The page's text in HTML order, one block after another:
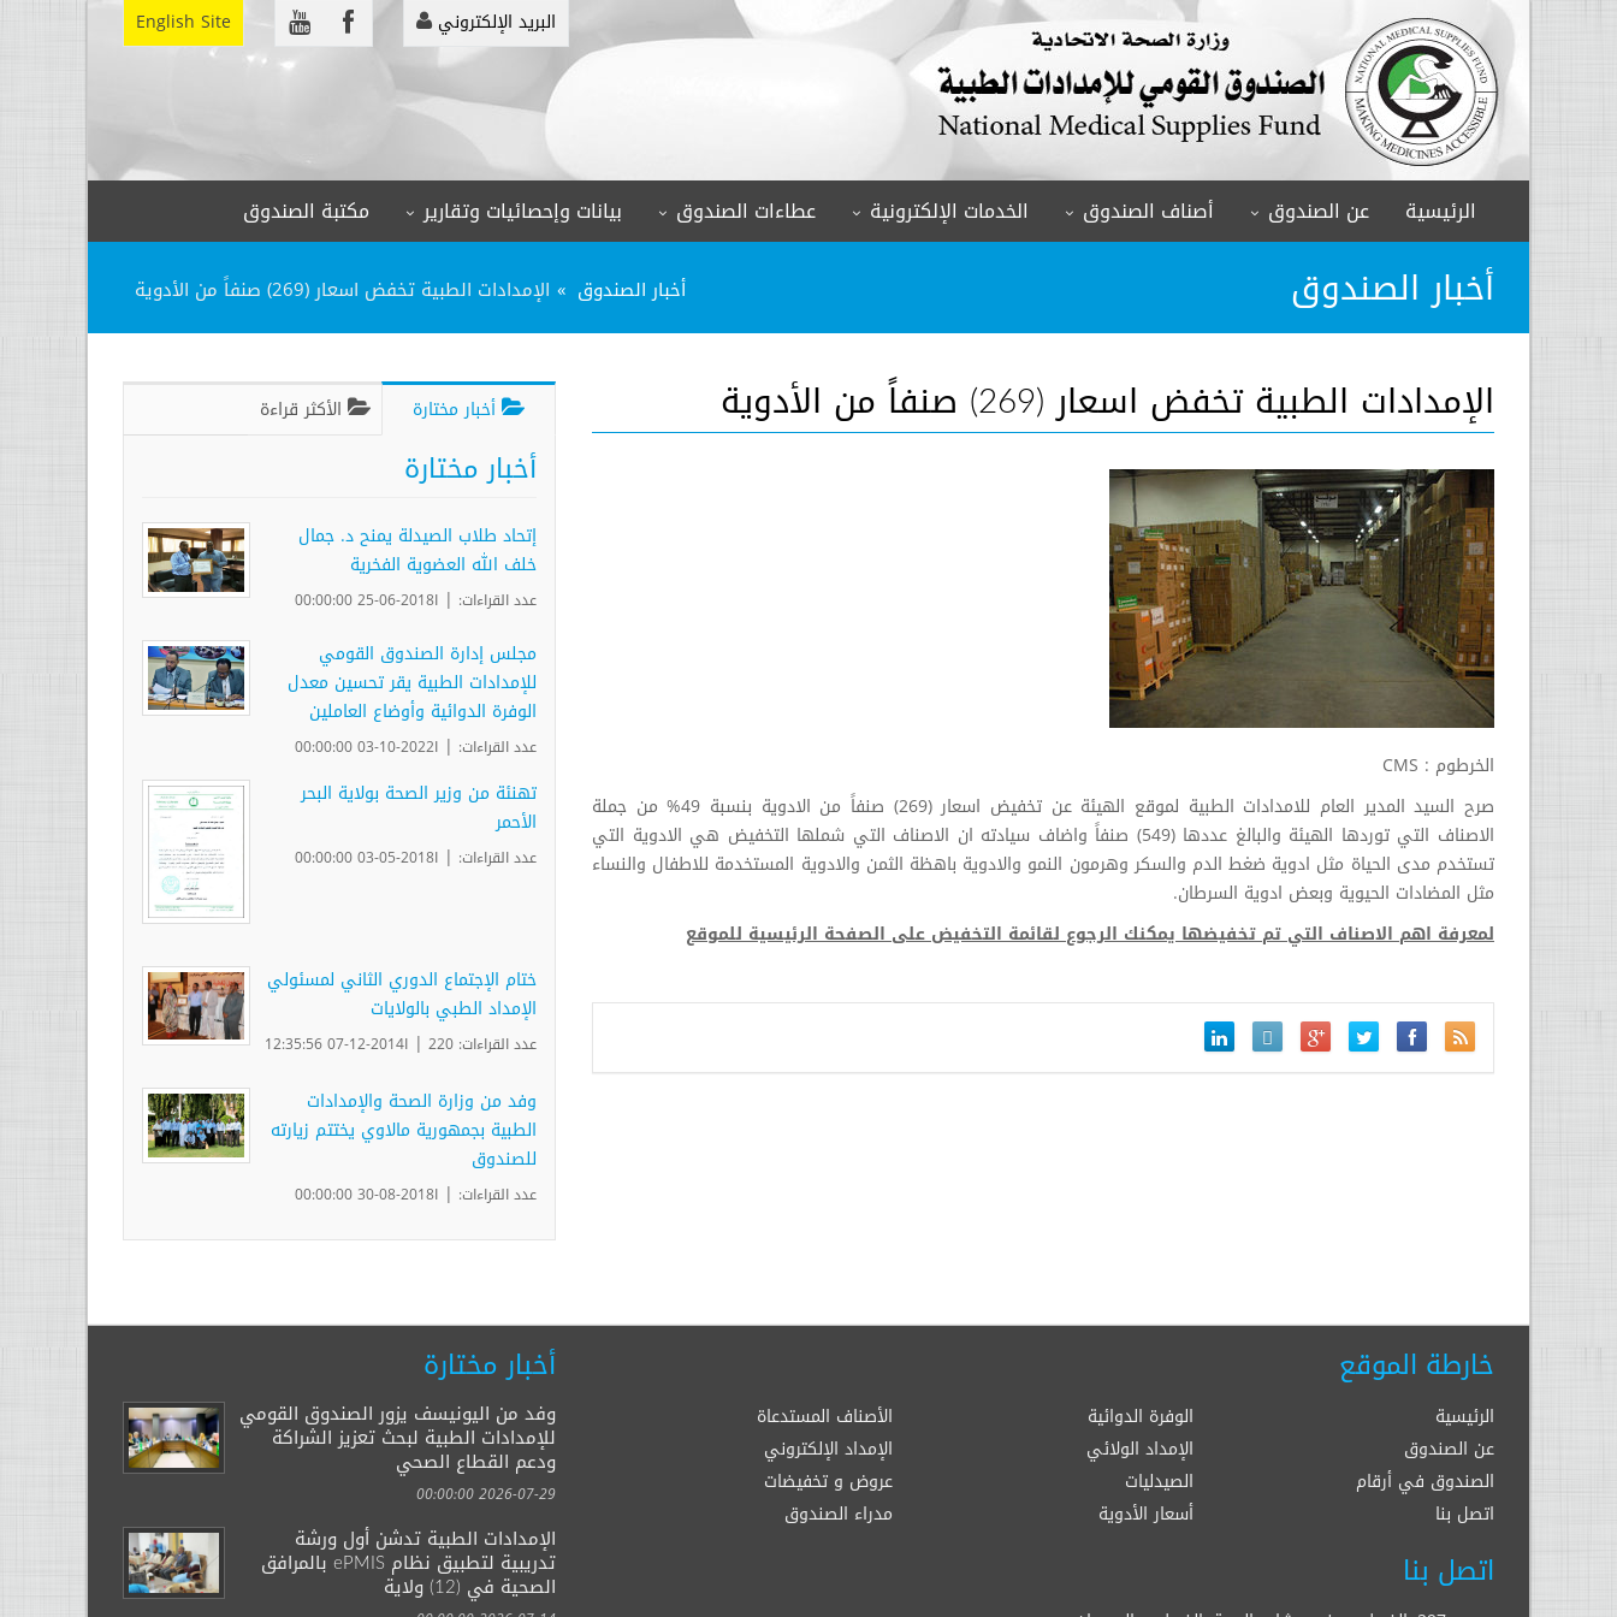
English Site البريد الإلكتروني
الرئيسية عن الصندوق أصناف الصندوق الخدمات الإلكترونية عطاءات الصندوق بيانات وإحصائيات وتقارير مكتبة الصندوق
أخبار الصندوق أخبار الصندوق الإمدادات الطبية تخفض اسعار (269) صنفاً من الأدوية
الإمدادات الطبية تخفض اسعار (269) صنفاً من الأدوية
الخرطوم : CMS
صرح السيد المدير العام للامدادات الطبية لموقع الهيئة عن تخفيض اسعار (269) صنفاً من الادوية بنسبة 49% من جملة
الاصناف التي توردها الهيئة والبالغ عددها (549) صنفاً واضاف سيادته ان الاصناف التي شملها التخفيض هي الادوية التي
تستخدم مدى الحياة مثل ادوية ضغط الدم والسكر وهرمون النمو والادوية باهظة الثمن والادوية المستخدمة للاطفال والنساء
مثل المضادات الحيوية وبعض ادوية السرطان.
لمعرفة اهم الاصناف التي تم تخفيضها يمكنك الرجوع لقائمة التخفيض على الصفحة الرئيسية للموقع
أخبار مختارة الأكثر قراءة
أخبار مختارة
إتحاد طلاب الصيدلة يمنح د. جمال
خلف الله العضوية الفخرية
عدد القراءات: | ا2018-06-25 00:00:00
مجلس إدارة الصندوق القومي
للإمدادات الطبية يقر تحسين معدل
الوفرة الدوائية وأوضاع العاملين
عدد القراءات: | ا2022-10-03 00:00:00
تهنئة من وزير الصحة بولاية البحر
الأحمر
عدد القراءات: | ا2018-05-03 00:00:00
ختام الإجتماع الدوري الثاني لمسئولي
الإمداد الطبي بالولايات
عدد القراءات: 220 | ا2014-12-07 12:35:56
وفد من وزارة الصحة والإمدادات
الطبية بجمهورية مالاوي يختتم زيارته
للصندوق
عدد القراءات: | ا2018-08-30 00:00:00
خارطة الموقع
الرئيسية الوفرة الدوائية
الأصناف المستدعاة
عن الصندوق
الإمداد الولائي
الإمداد الإلكتروني
الصندوق في أرقام
الصيدليات
عروض و تخفيضات
اتصل بنا
أسعار الأدوية مدراء الصندوق
اتصل بنا
أخبار مختارة
وفد من اليونيسف يزور الصندوق القومي
للإمدادات الطبية لبحث تعزيز الشراكة
ودعم القطاع الصحي
2026-07-29 00:00:00
الإمدادات الطبية تدشن أول ورشة
تدريبية لتطبيق نظام ePMIS بالمرافق
الصحية في (12) ولاية